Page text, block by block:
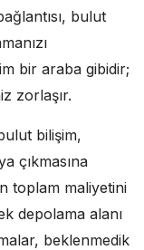
bulut
bir araba gibidir;
zorlaşır.
bilişim,
çıkmasına
toplam maliyetini
depolama alanı
beklenmedik